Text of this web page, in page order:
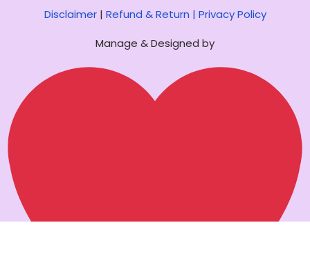
Disclaimer| Refund & Return | Privacy Policy
Manage & Designed by